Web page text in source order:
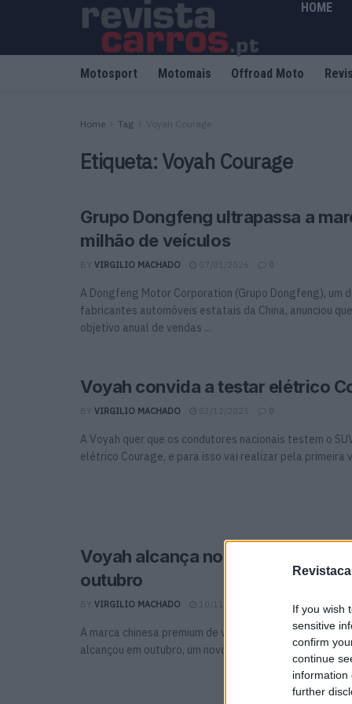
If you wish
sensitive
confirm
continue
information
further
HOME
Motosport Motomais Offroad Moto
Home Tag Voyah Courage
Etiqueta:Voyah Courage
Grupo Dongfeng ultrapassa a
milhão de veículos
BY VIRGILIO MACHADO 07/01/2026 0
A Dongfeng Motor Corporation (Grupo Dongfeng), um
fabricantes automóveis estatais da China, anunciou
objetivo anual de vendas ...
Voyah convida a testar elétrico
BY VIRGILIO MACHADO 03/12/2025 0
A Voyah quer que os condutores nacionais testem o
elétrico Courage, e para isso vai realizar pela primeira
Voyah alcança novo recorde de
outubro
BY VIRGILIO MACHADO
A marca chinesa premium de veículos elétricos, Voyah,
alcançou em outubro, um novo máximo mensal mundial,